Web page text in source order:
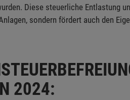
Diese steuerliche Entlastung
sondern fördert auch den
2024: